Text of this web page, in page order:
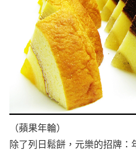
（蘋果年輪）
除了列日鬆餅，元樂的招牌